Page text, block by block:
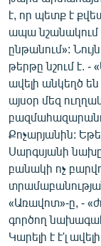
է, որ պետք է
ապա նշանակում
ընթանում»:
թերթը նշում է. -
ավելի անկեղծ
այսօր մեզ
Քոչարյանին:
Սարգսյանի
բանակի ոչ
«Առավոտ»-ը, -
գործող
Կարելի է է'լ